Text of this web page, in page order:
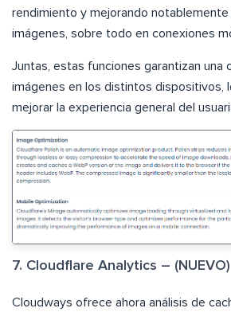
rendimiento y mejorando notablemente
imágenes, sobre todo en conexiones
Juntas, estas funciones garantizan una
imágenes en los distintos dispositivos,
mejorar la experiencia general del
7. Cloudflare Analytics – (NUEVO)
Cloudways ofrece ahora análisis de